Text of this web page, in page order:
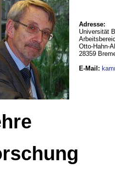
Adresse:
Universität
Otto-Hahn-
28359
E-Mail :